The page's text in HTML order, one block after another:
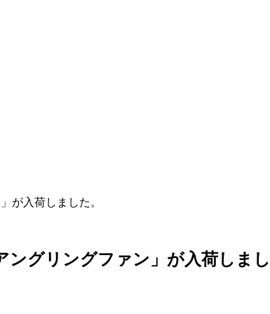
が入荷しました。
ングリングファン」が入荷しま